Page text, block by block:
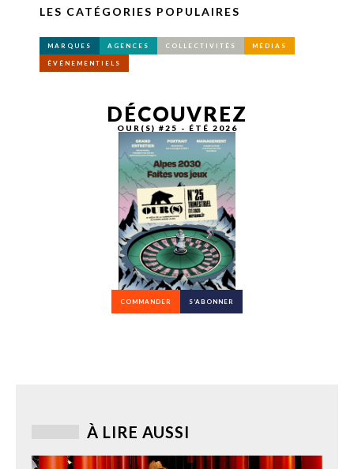
LES CATÉGORIES POPULAIRES
MARQUES AGENCES COLLECTIVITÉS MÉDIAS
ÉVÉNEMENTIELS
DÉCOUVREZ
OUR(S) #25 - ÉTÉ 2026
COMMANDER S’ABONNER
À LIRE AUSSI